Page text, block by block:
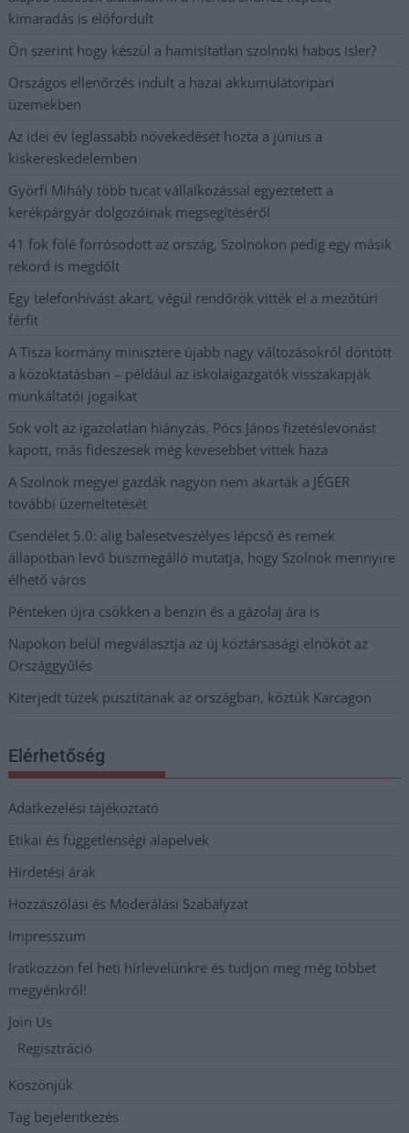
kimaradás is előfordult
Ön szerint hogy készül a hamisítatlan szolnoki habos isler?
Országos ellenőrzés indult a hazai akkumulátoripari
üzemekben
Az idei év leglassabb növekedését hozta a június a
kiskereskedelemben
Györfi Mihály több tucat vállalkozással egyeztetett a
kerékpárgyár dolgozóinak megsegítéséről
41 fok fölé forrósodott az ország, Szolnokon pedig egy másik
rekord is megdőlt
Egy telefonhívást akart, végül rendőrök vitték el a mezőtúri
férfit
A Tisza kormány minisztere újabb nagy változásokról döntött
a közoktatásban – például az iskolaigazgatók visszakapják
munkáltatói jogaikat
Sok volt az igazolatlan hiányzás, Pócs János fizetéslevonást
kapott, más fideszesek még kevesebbet vittek haza
A Szolnok megyei gazdák nagyon nem akarták a JÉGER
további üzemeltetését
Csendélet 5.0: alig balesetveszélyes lépcső és remek
állapotban levő buszmegálló mutatja, hogy Szolnok mennyire
élhető város
Pénteken újra csökken a benzin és a gázolaj ára is
Napokon belül megválasztja az új köztársasági elnököt az
Országgyűlés
Kiterjedt tüzek pusztítanak az országban, köztük Karcagon
Elérhetőség
Adatkezelési tájékoztató
Etikai és függetlenségi alapelvek
Hirdetési árak
Hozzászólási és Moderálási Szabályzat
Impresszum
Iratkozzon fel heti hírlevelünkre és tudjon meg még többet
megyénkről!
Join Us
Regisztráció
Köszönjük
Tag bejelentkezés